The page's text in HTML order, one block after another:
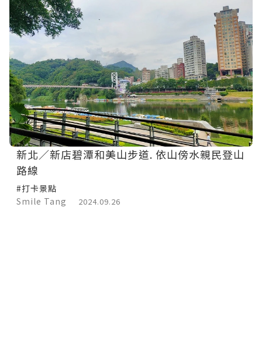
新北／新店碧潭和美山步道. 依山傍水親民登山
路線
#打卡景點
Smile Tang
2024.09.26